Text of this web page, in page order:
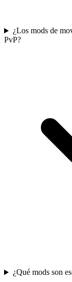
¿Los mods de
PvP?
¿Qué mods son